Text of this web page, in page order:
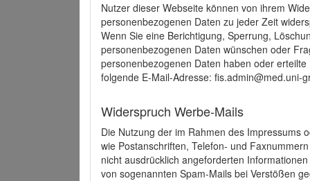
Nutzer dieser Webseite können von ihrem
personenbezogenen Daten zu jeder Zeit
Wenn Sie eine Berichtigung, Sperrung,
personenbezogenen Daten wünschen oder
personenbezogenen Daten haben oder
folgende E-Mail-Adresse: fis.admin@med.uni-
Widerspruch Werbe-Mails
Die Nutzung der im Rahmen des Impressums
wie Postanschriften, Telefon- und
nicht ausdrücklich angeforderten
von sogenannten Spam-Mails bei Verstößen